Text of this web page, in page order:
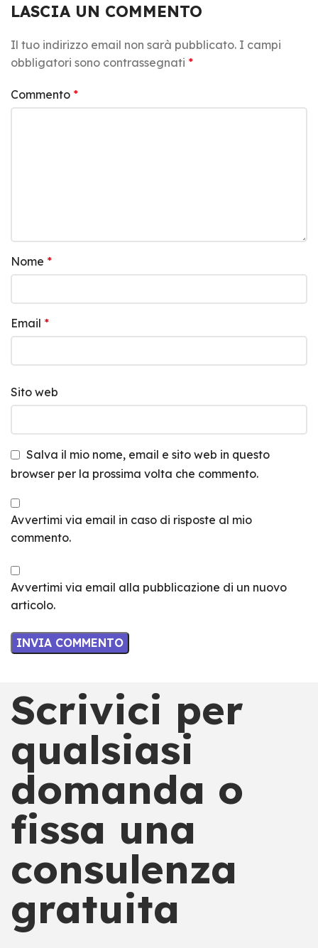
LASCIA UN COMMENTO
Il tuo indirizzo email non sarà pubblicato. I campi
obbligatori sono contrassegnati *
Commento *
Nome *
Email *
Sito web
Salva il mio nome, email e sito web in questo
browser per la prossima volta che commento.
Avvertimi via email in caso di risposte al mio
commento.
Avvertimi via email alla pubblicazione di un nuovo
articolo.
Scrivici per
qualsiasi
domanda o
fissa una
consulenza
gratuita